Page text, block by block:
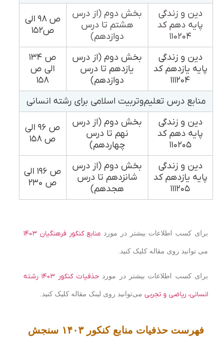
دین و زندگی
پایه دهم کد
۱۱۰۲۰۴
بخش دوم (از درس
هشتم تا درس
دوازدهم)
ص ۹۸ الی
ص۱۵۲
دین و زندگی
پایه یازدهم کد
۱۱۱۲۰۴
بخش دوم (از درس
یازدهم تا درس
دوازدهم)
ص ۱۳۴
الی ص
۱۵۸
منابع درس تعلیم‌وتربیت اسلامی برای رشته انسانی
دین و زندگی
پایه دهم کد
۱۱۰۲۰۵
بخش دوم (از درس
نهم تا درس
چهاردهم)
ص ۹۶ الی
ص ۱۵۸
دین و زندگی
پایه یازدهم کد
۱۱۱۲۰۵
بخش دوم (از درس
شانزدهم تا درس
هجدهم)
ص ۱۹۶ الی
ص ۲۳۰
برای کسب اطلاعات بیشتر در مورد منابع کنکور فرهنگیان ۱۴۰۳
می توانید روی مقاله کلیک کنید.
برای کسب اطلاعات بیشتر در مورد
حذفیات کنکور ۱۴۰۳ رشته
انسانی، ریاضی و تجربی می‌توانید روی لینک مقاله کلیک کنید.
فهرست حذفیات منابع کنکور ۱۴۰۳ سنجش